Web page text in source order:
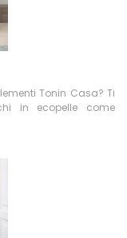
Tonin Casa? Ti
in ecopelle come